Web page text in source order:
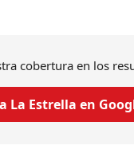
cobertura en los
La Estrella en